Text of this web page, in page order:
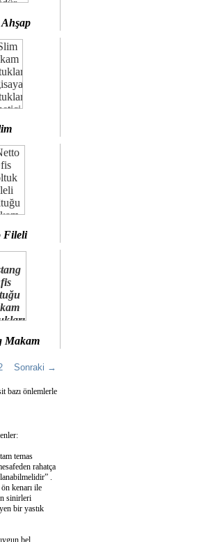
Ahşap
Fileli
Makam
Sonraki →
bazı önlemlerle
temas
rahatça
.
kenarı ile
sinirleri
bir yastık
bel